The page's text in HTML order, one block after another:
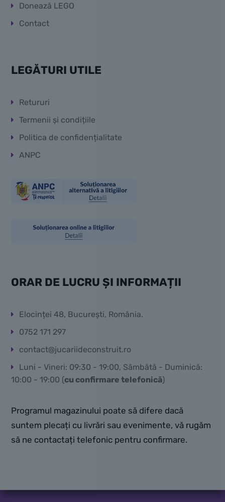
Donează LEGO
Contact
LEGĂTURI UTILE
Retururi
Termenii și condițiile
Politica de confidențialitate
ANPC
ORAR DE LUCRU ȘI INFORMAȚII
Elocinței 48, București, România.
0752 171 297
contact@jucariideconstruit.ro
Luni - Vineri: 09:30 - 19:00, Sâmbătă - Duminică:
10:00 - 19:00 (cu confirmare telefonică)
Programul magazinului poate să difere dacă
suntem plecați cu livrări sau evenimente, vă rugăm
să ne contactați telefonic pentru confirmare.